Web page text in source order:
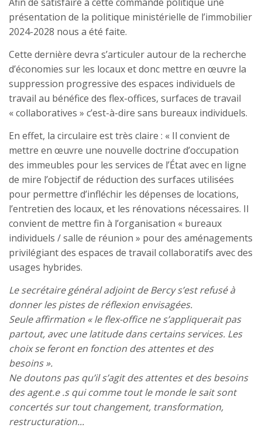
présentation de la politique ministérielle de l’immobilier
2024-2028 nous a été faite.
Cette dernière devra s’articuler autour de la recherche
d’économies sur les locaux et donc mettre en œuvre la
suppression progressive des espaces individuels de
travail au bénéfice des flex-offices, surfaces de travail
« collaboratives » c’est-à-dire sans bureaux individuels.
En effet, la circulaire est très claire : « Il convient de
mettre en œuvre une nouvelle doctrine d’occupation
des immeubles pour les services de l’État avec en ligne
de mire l’objectif de réduction des surfaces utilisées
pour permettre d’infléchir les dépenses de locations,
l’entretien des locaux, et les rénovations nécessaires. Il
convient de mettre fin à l’organisation « bureaux
individuels / salle de réunion » pour des aménagements
privilégiant des espaces de travail collaboratifs avec des
usages hybrides.
Le secrétaire général adjoint de Bercy s’est refusé à
donner les pistes de réflexion envisagées.
Seule affirmation « le flex-office ne s’appliquerait pas
partout, avec une latitude dans certains services. Les
choix se feront en fonction des attentes et des
besoins ».
Ne doutons pas qu’il s’agit des attentes et des besoins
des agent.e .s qui comme tout le monde le sait sont
concertés sur tout changement, transformation,
restructuration...